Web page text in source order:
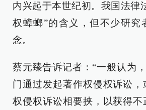
内兴起于本世纪初。我国法律
权蟑螂”的含义，但不少研究
念。
蔡元臻告诉记者：“一般认为
门通过发起著作权侵权诉讼
权侵权诉讼相要挟，以获得不